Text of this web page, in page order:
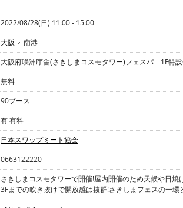
2022/08/28(日) 11:00 - 15:00
大阪
南港
大阪府咲洲庁舎(さきしまコスモタワー)フェスパ 1F特
無料
90ブース
有 有料
日本スワップミート協会
0663122220
さきしまコスモタワーで開催!屋内開催のため天候や日焼
3Fまでの吹き抜けで開放感は抜群!さきしまフェスの一環